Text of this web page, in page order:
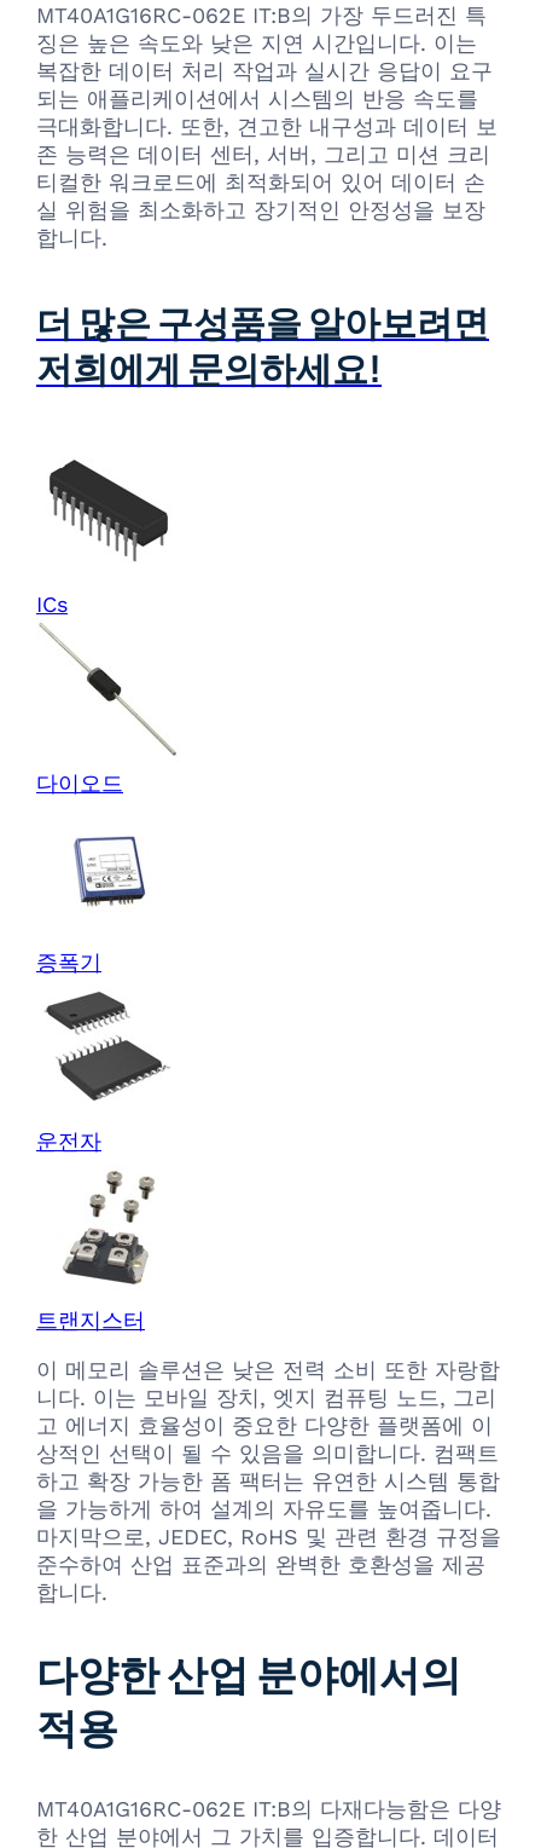
MT40A1G16RC-062E IT:B의 가장 두드러진 특
징은 높은 속도와 낮은 지연 시간입니다. 이는
복잡한 데이터 처리 작업과 실시간 응답이 요구
되는 애플리케이션에서 시스템의 반응 속도를
극대화합니다. 또한, 견고한 내구성과 데이터 보
존 능력은 데이터 센터, 서버, 그리고 미션 크리
티컬한 워크로드에 최적화되어 있어 데이터 손
실 위험을 최소화하고 장기적인 안정성을 보장
합니다.
더 많은 구성품을 알아보려면
저희에게 문의하세요!
ICs
다이오드
증폭기
운전자
트랜지스터
이 메모리 솔루션은 낮은 전력 소비 또한 자랑합
니다. 이는 모바일 장치, 엣지 컴퓨팅 노드, 그리
고 에너지 효율성이 중요한 다양한 플랫폼에 이
상적인 선택이 될 수 있음을 의미합니다. 컴팩트
하고 확장 가능한 폼 팩터는 유연한 시스템 통합
을 가능하게 하여 설계의 자유도를 높여줍니다.
마지막으로, JEDEC, RoHS 및 관련 환경 규정을
준수하여 산업 표준과의 완벽한 호환성을 제공
합니다.
다양한 산업 분야에서의
적용
MT40A1G16RC-062E IT:B의 다재다능함은 다양
한 산업 분야에서 그 가치를 입증합니다. 데이터